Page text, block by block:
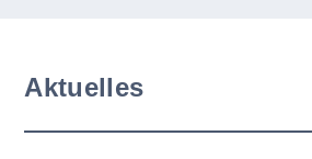
Aktuelles